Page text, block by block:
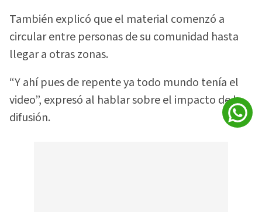
También explicó que el material comenzó a
circular entre personas de su comunidad hasta
llegar a otras zonas.
“Y ahí pues de repente ya todo mundo tenía el
video”, expresó al hablar sobre el impacto de la
difusión.